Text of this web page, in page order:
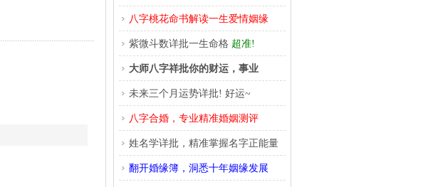
八字桃花命书解读一生爱情姻缘
紫微斗数详批一生命格 超准!
大师八字祥批你的财运，事业
未来三个月运势详批! 好运~
八字合婚，专业精准婚姻测评
姓名学详批，精准掌握名字正能量
翻开婚缘簿，洞悉十年姻缘发展